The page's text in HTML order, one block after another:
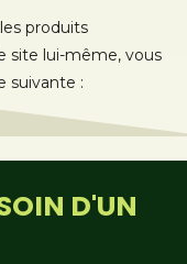
produits
site lui-même, vous
suivante :
D'UN